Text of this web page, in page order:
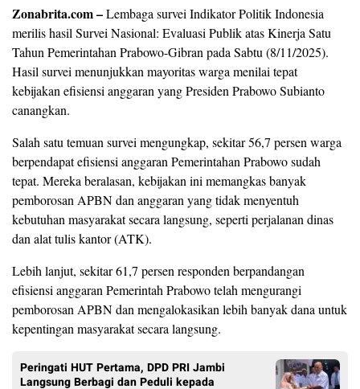
Zonabrita.com –Lembaga survei Indikator Politik Indonesia
merilis hasil Survei Nasional: Evaluasi Publik atas Kinerja Satu
Tahun Pemerintahan Prabowo-Gibran pada Sabtu (8/11/2025).
Hasil survei menunjukkan mayoritas warga menilai tepat
kebijakan efisiensi anggaran yang Presiden Prabowo Subianto
canangkan.
Salah satu temuan survei mengungkap, sekitar 56,7 persen warga
berpendapat efisiensi anggaran Pemerintahan Prabowo sudah
tepat. Mereka beralasan, kebijakan ini memangkas banyak
pemborosan APBN dan anggaran yang tidak menyentuh
kebutuhan masyarakat secara langsung, seperti perjalanan dinas
dan alat tulis kantor (ATK).
Lebih lanjut, sekitar 61,7 persen responden berpandangan
efisiensi anggaran Pemerintah Prabowo telah mengurangi
pemborosan APBN dan mengalokasikan lebih banyak dana untuk
kepentingan masyarakat secara langsung.
Peringati HUT Pertama, DPD PRI Jambi
Langsung Berbagi dan Peduli kepada